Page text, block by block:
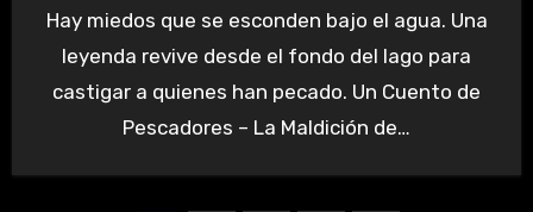
Hay miedos que se esconden bajo el agua. Una
leyenda revive desde el fondo del lago para
castigar a quienes han pecado. Un Cuento de
Pescadores – La Maldición de…